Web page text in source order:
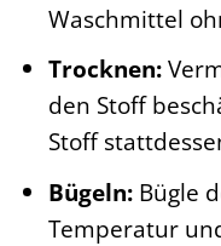
Waschmittel
Trocknen:
den Stoff
Stoff
Bügeln:Bügle
Temperatur